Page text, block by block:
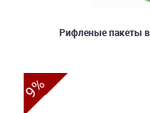
Рифленые пакеты
9%